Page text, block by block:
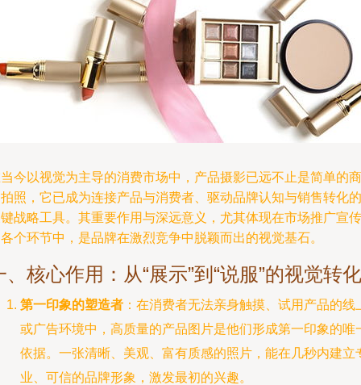
今以视觉为主导的消费市场中，产品摄影已远不止是简单的商
照，它已成为连接产品与消费者、驱动品牌认知与销售转化的
战略工具。其重要作用与深远意义，尤其体现在市场推广宣传
个环节中，是品牌在激烈竞争中脱颖而出的视觉基石。
、核心作用：从“展示”到“说服”的视觉转化
第一印象的塑造者 ：在消费者无法亲身触摸、试用产品的线
或广告环境中，高质量的产品图片是他们形成第一印象的唯
依据。一张清晰、美观、富有质感的照片，能在几秒内建立
业、可信的品牌形象，激发最初的兴趣。